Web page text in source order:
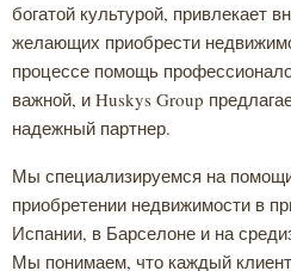
богатой культурой, привлекает
желающих приобрести
процессе помощь
важной, и Huskys Group
надежный партнер.
Мы специализируемся на
приобретении недвижимости в
Испании, в Барселоне и на
Мы понимаем, что каждый